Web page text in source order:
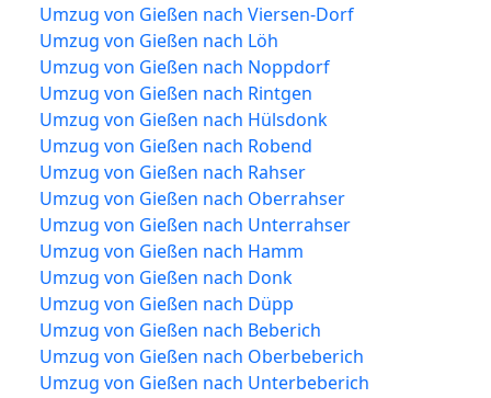
Umzug von Gießen nach Viersen-Dorf
Umzug von Gießen nach Löh
Umzug von Gießen nach Noppdorf
Umzug von Gießen nach Rintgen
Umzug von Gießen nach Hülsdonk
Umzug von Gießen nach Robend
Umzug von Gießen nach Rahser
Umzug von Gießen nach Oberrahser
Umzug von Gießen nach Unterrahser
Umzug von Gießen nach Hamm
Umzug von Gießen nach Donk
Umzug von Gießen nach Düpp
Umzug von Gießen nach Beberich
Umzug von Gießen nach Oberbeberich
Umzug von Gießen nach Unterbeberich